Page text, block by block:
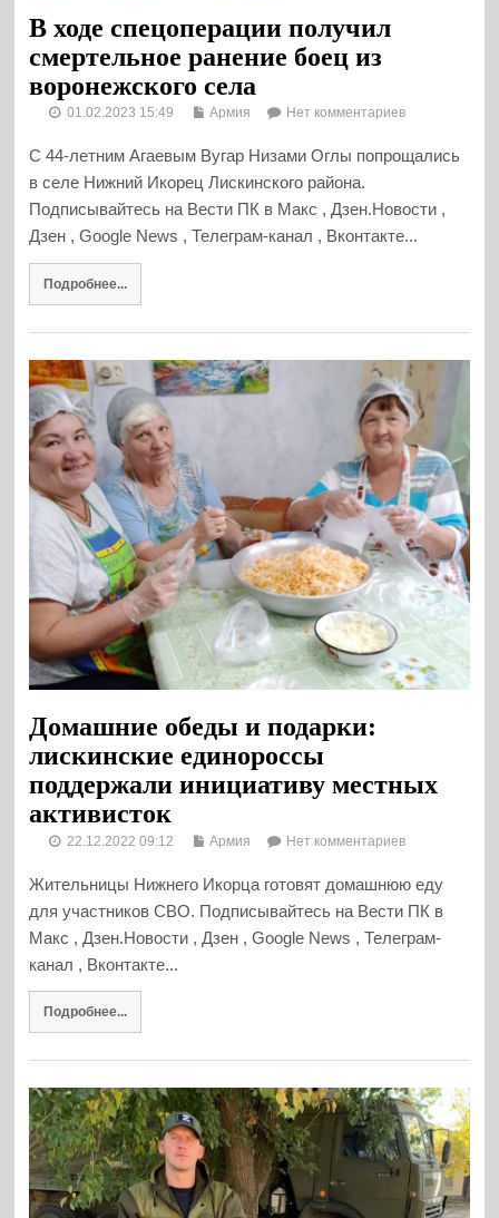
В ходе спецоперации получил
смертельное ранение боец из
воронежского села
01.02.2023 15:49 Армия Нет комментариев
С 44-летним Агаевым Вугар Низами Оглы попрощались
в селе Нижний Икорец Лискинского района.
Подписывайтесь на Вести ПК в Макс , Дзен.Новости ,
Дзен , Google News , Телеграм-канал , Вконтакте...
Подробнее...
Домашние обеды и подарки:
лискинские единороссы
поддержали инициативу местных
активисток
22.12.2022 09:12 Армия Нет комментариев
Жительницы Нижнего Икорца готовят домашнюю еду
для участников СВО. Подписывайтесь на Вести ПК в
Макс , Дзен.Новости , Дзен , Google News , Телеграм-
канал , Вконтакте...
Подробнее...